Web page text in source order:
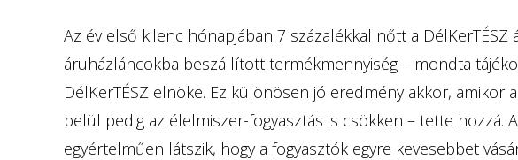
Az év első kilenc hónapjában 7 százalékkal nőtt a DélKerTÉSZ
áruházláncokba beszállított termékmennyiség – mondta
DélKerTÉSZ elnöke. Ez különösen jó eredmény akkor, amikor
belül pedig az élelmiszer-fogyasztás is csökken – tette hozzá.
egyértelműen látszik, hogy a fogyasztók egyre kevesebbet